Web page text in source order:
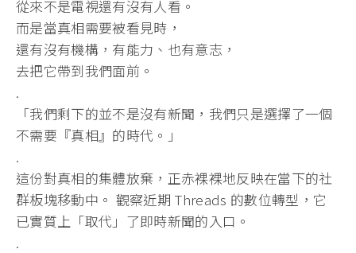
從來不是電視還有沒有人看。
而是當真相需要被看見時，
還有沒有機構，有能力、也有意志，
去把它帶到我們面前。
.
​「我們剩下的並不是沒有新聞，我們只是選擇了一個
不需要『真相』的時代。」
.
​這份對真相的集體放棄， 正赤裸裸地反映在當下的社
群板塊移動中。 觀察近期 Threads 的數位轉型，它
已實質上「取代」了即時新聞的入口。
.